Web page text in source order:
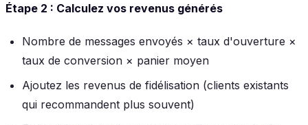
Étape 2 : Calculez vos revenus générés
Nombre de messages envoyés × taux d'ouverture ×
taux de conversion × panier moyen
Ajoutez les revenus de fidélisation (clients existants
qui recommandent plus souvent)